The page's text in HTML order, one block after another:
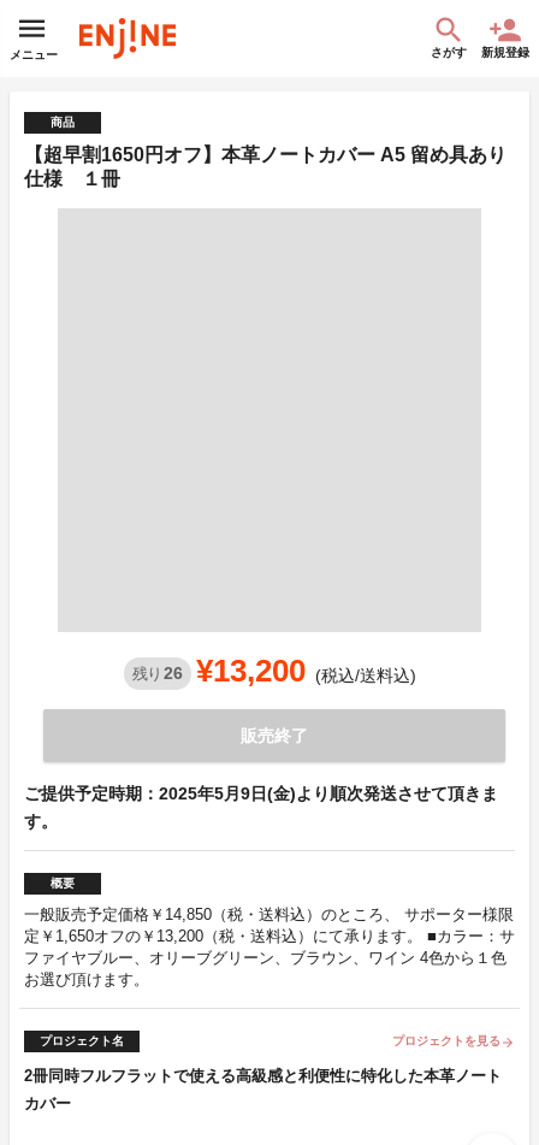
メニュー さがす 新規登録
商品
【超早割1650円オフ】本革ノートカバー A5 留め具あり
仕様 １冊
残り 26 ¥13,200 (税込/送料込)
販売終了
ご提供予定時期：2025年5月9日(金)より順次発送させて頂きま
す。
概要
一般販売予定価格￥14,850（税・送料込）のところ、 サポーター様限
定￥1,650オフの￥13,200（税・送料込）にて承ります。 ■カラー：サ
ファイヤブルー、オリーブグリーン、ブラウン、ワイン 4色から１色
お選び頂けます。
プロジェクト名 プロジェクトを見る arrow_forward
2冊同時フルフラットで使える高級感と利便性に特化した本革ノート
カバー